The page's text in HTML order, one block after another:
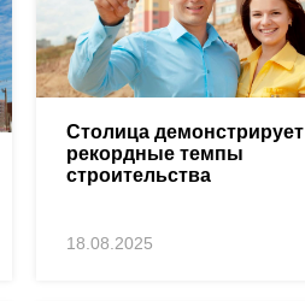
Столица демонстрирует
рекордные темпы
строительства
18.08.2025